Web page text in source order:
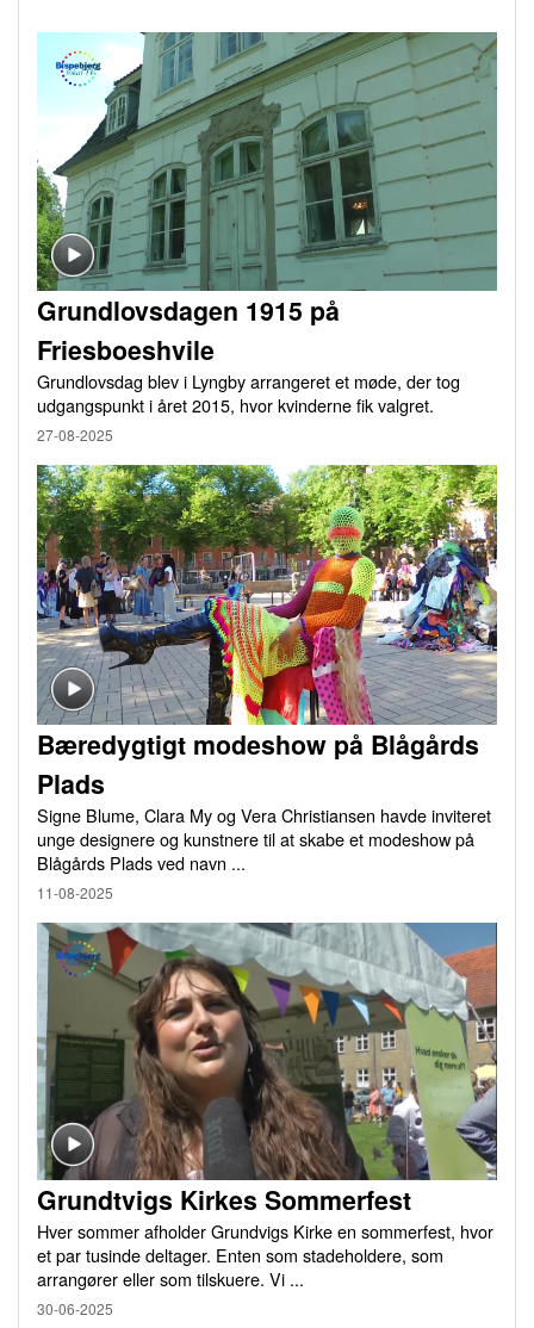
Grundlovsdagen 1915 på
Friesboeshvile
Grundlovsdag blev i Lyngby arrangeret et møde, der tog
udgangspunkt i året 2015, hvor kvinderne fik valgret.
27-08-2025
Bæredygtigt modeshow på Blågårds
Plads
Signe Blume, Clara My og Vera Christiansen havde inviteret
unge designere og kunstnere til at skabe et modeshow på
Blågårds Plads ved navn ...
11-08-2025
Grundtvigs Kirkes Sommerfest
Hver sommer afholder Grundvigs Kirke en sommerfest, hvor
et par tusinde deltager. Enten som stadeholdere, som
arrangører eller som tilskuere. Vi ...
30-06-2025